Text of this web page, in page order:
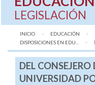
LEGISLACIÓN
INICIO EDUCACIÓN
DISPOSICIONES EN EDU...
DEL
UNIVERSIDAD